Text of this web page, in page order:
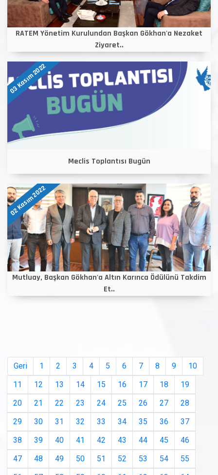
RATEM Yönetim Kurulundan Başkan Gökhan'a Nezaket
Ziyaret..
03 Kasım 2022
Meclis Toplantısı Bugün
02 Kasım 2022
Mutluay, Başkan Gökhan'a Altın Karınca Ödülünü Takdim
Et..
Geri 1 2 3 4 5 6 7 8 9
10
11
12 13 14 15 16 17 18
19
20
21 22 23 24 25 26 27
28
29
30 31 32 33 34 35 36
37
38
39 40 41 42 43 44 45
46
47
48 49 50 51 52 53 54
55